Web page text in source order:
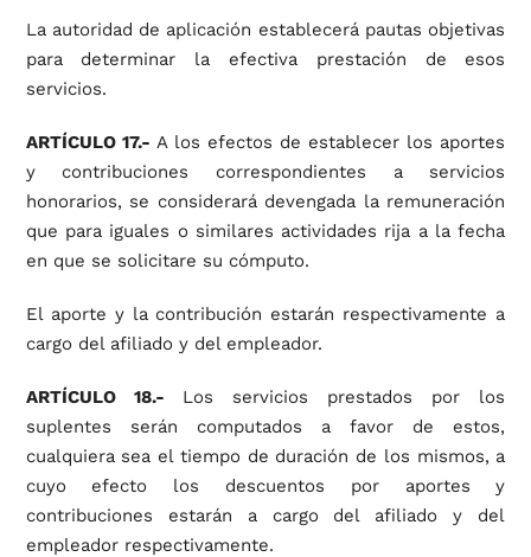
La autoridad de aplicación establecerá pautas objetivas
para determinar la efectiva prestación de esos
servicios.
ARTÍCULO 17.- A los efectos de establecer los aportes
y contribuciones correspondientes a servicios
honorarios, se considerará devengada la remuneración
que para iguales o similares actividades rija a la fecha
en que se solicitare su cómputo.
El aporte y la contribución estarán respectivamente a
cargo del afiliado y del empleador.
ARTÍCULO 18.- Los servicios prestados por los
suplentes serán computados a favor de estos,
cualquiera sea el tiempo de duración de los mismos, a
cuyo efecto los descuentos por aportes y
contribuciones estarán a cargo del afiliado y del
empleador respectivamente.